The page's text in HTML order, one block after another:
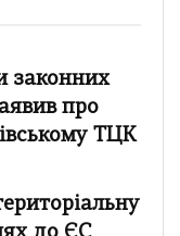
законних
про
ТЦК